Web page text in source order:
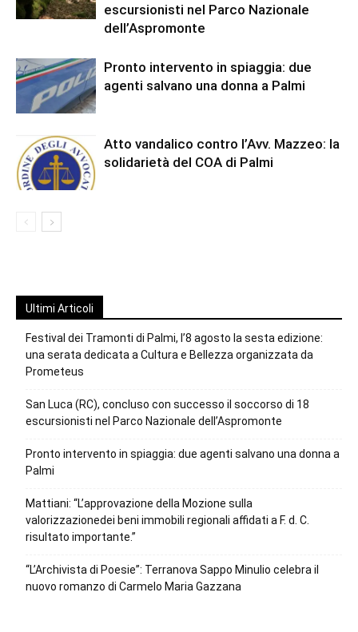
escursionisti nel Parco Nazionale
dell’Aspromonte
Pronto intervento in spiaggia: due
agenti salvano una donna a Palmi
Atto vandalico contro l’Avv. Mazzeo: la
solidarietà del COA di Palmi
Ultimi Articoli
Festival dei Tramonti di Palmi, l’8 agosto la sesta edizione:
una serata dedicata a Cultura e Bellezza organizzata da
Prometeus
San Luca (RC), concluso con successo il soccorso di 18
escursionisti nel Parco Nazionale dell’Aspromonte
Pronto intervento in spiaggia: due agenti salvano una donna a
Palmi
Mattiani: “L’approvazione della Mozione sulla
valorizzazionedei beni immobili regionali affidati a F. d. C.
risultato importante.”
“L’Archivista di Poesie”: Terranova Sappo Minulio celebra il
nuovo romanzo di Carmelo Maria Gazzana